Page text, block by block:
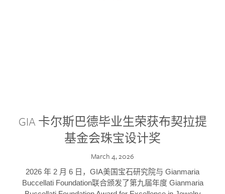
GIA 卡尔斯巴德毕业生荣获布契拉提
基金会珠宝设计奖
March 4, 2026
2026 年 2 月 6 日，GIA美国宝石研究院与 Gianmaria
Buccellati Foundation联合颁发了第九届年度 Gianmaria